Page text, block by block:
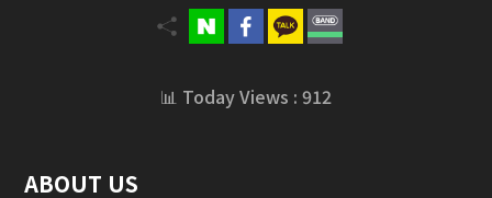
📊 Today Views : 912
ABOUT US